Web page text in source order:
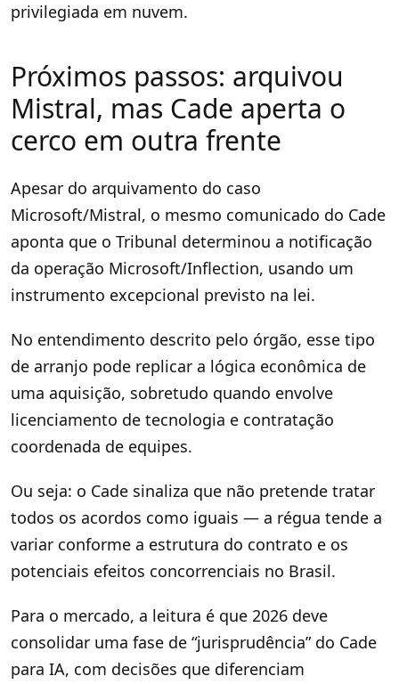
privilegiada em nuvem.
Próximos passos: arquivou
Mistral, mas Cade aperta o
cerco em outra frente
Apesar do arquivamento do caso
Microsoft/Mistral, o mesmo comunicado do Cade
aponta que o Tribunal determinou a notificação
da operação Microsoft/Inflection, usando um
instrumento excepcional previsto na lei.
No entendimento descrito pelo órgão, esse tipo
de arranjo pode replicar a lógica econômica de
uma aquisição, sobretudo quando envolve
licenciamento de tecnologia e contratação
coordenada de equipes.
Ou seja: o Cade sinaliza que não pretende tratar
todos os acordos como iguais — a régua tende a
variar conforme a estrutura do contrato e os
potenciais efeitos concorrenciais no Brasil.
Para o mercado, a leitura é que 2026 deve
consolidar uma fase de “jurisprudência” do Cade
para IA, com decisões que diferenciam